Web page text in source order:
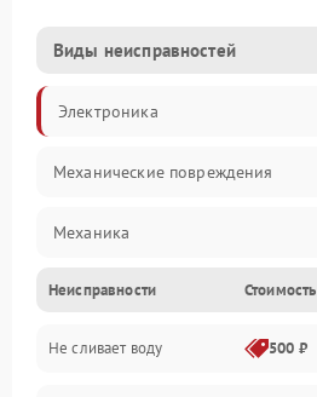
Виды неисправностей
Электроника
Механические повреждения
Механика
Управление
Электропитание
Неисправности Стоимость
Не сливает воду 500 ₽